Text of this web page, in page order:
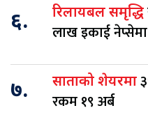
६. रिलायबल समृद्धि
लाख इकाई
७. साताको शेयरमा
रकम १९ अर्ब